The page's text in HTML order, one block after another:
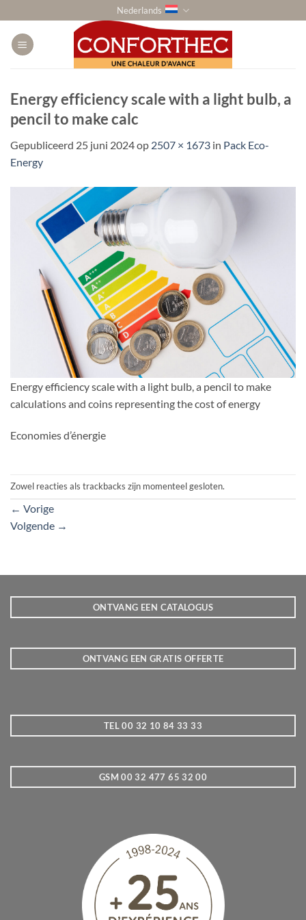
naar
inhoud
Nederlands
Energy efficiency scale with a light bulb, a
pencil to make calc
Gepubliceerd 25 juni 2024op 2507 × 1673 in Pack Eco-
Energy
Energy efficiency scale with a light bulb, a pencil to make
calculations and coins representing the cost of energy
Economies d’énergie
Zowel reacties als trackbacks zijn momenteel gesloten.
← Vorige
Volgende →
ONTVANG EEN CATALOGUS
ONTVANG EEN GRATIS OFFERTE
TEL 00 32 10 84 33 33
GSM 00 32 477 65 32 00